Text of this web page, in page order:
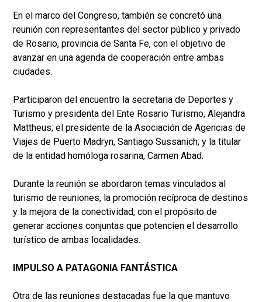
En el marco del Congreso, también se concretó una
reunión con representantes del sector público y privado
de Rosario, provincia de Santa Fe, con el objetivo de
avanzar en una agenda de cooperación entre ambas
ciudades.
Participaron del encuentro la secretaria de Deportes y
Turismo y presidenta del Ente Rosario Turismo, Alejandra
Mattheus; el presidente de la Asociación de Agencias de
Viajes de Puerto Madryn, Santiago Sussanich; y la titular
de la entidad homóloga rosarina, Carmen Abad.
Durante la reunión se abordaron temas vinculados al
turismo de reuniones, la promoción recíproca de destinos
y la mejora de la conectividad, con el propósito de
generar acciones conjuntas que potencien el desarrollo
turístico de ambas localidades.
IMPULSO A PATAGONIA FANTÁSTICA
Otra de las reuniones destacadas fue la que mantuvo